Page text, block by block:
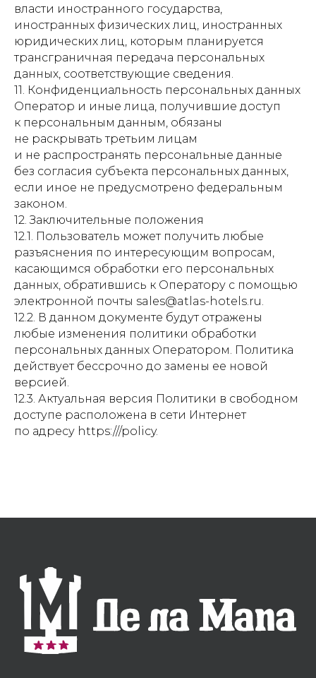
власти иностранного государства,
иностранных физических лиц, иностранных
юридических лиц, которым планируется
трансграничная передача персональных
данных, соответствующие сведения.
11. Конфиденциальность персональных данных
Оператор и иные лица, получившие доступ
к персональным данным, обязаны
не раскрывать третьим лицам
и не распространять персональные данные
без согласия субъекта персональных данных,
если иное не предусмотрено федеральным
законом.
12. Заключительные положения
12.1. Пользователь может получить любые
разъяснения по интересующим вопросам,
касающимся обработки его персональных
данных, обратившись к Оператору с помощью
электронной почты sales@atlas-hotels.ru.
12.2. В данном документе будут отражены
любые изменения политики обработки
персональных данных Оператором. Политика
действует бессрочно до замены ее новой
версией.
12.3. Актуальная версия Политики в свободном
доступе расположена в сети Интернет
по адресу https:///policy.